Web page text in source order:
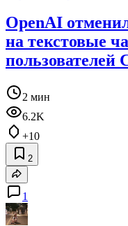
OpenAI
на текстовые
пользователей
2 мин
6.2K
+10
2
1